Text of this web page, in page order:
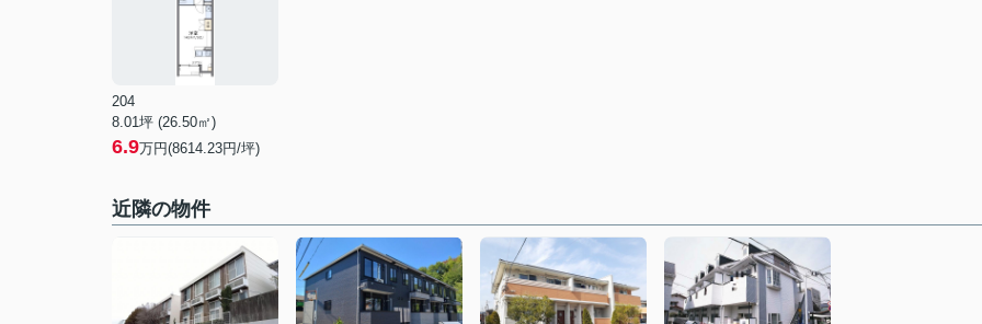
204
8.01坪 (26.50㎡)
6.9万円(8614.23円/坪)
近隣の物件